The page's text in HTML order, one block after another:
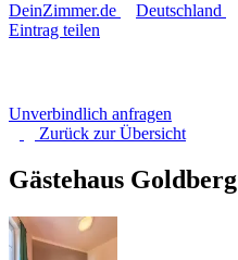
DeinZimmer.de
Deutschland
Eintrag teilen
Unverbindlich anfragen
Zurück zurÜbersicht
Gästehaus Goldberg